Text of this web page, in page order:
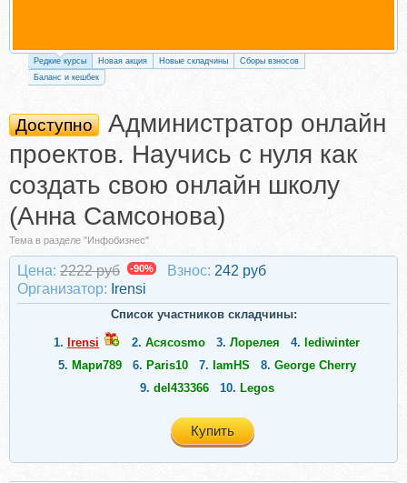
Редкие курсы Новая акция Новые складчины
Сборы взносов
Баланс и кешбек
Доступно
Администратор онлайн
проектов. Научись с нуля как
создать свою онлайн школу
(Анна Самсонова)
Тема в разделе "Инфобизнес"
Цена: 2222 руб -90% Взнос: 242 руб
Организатор: Irensi
Список участников складчины:
1. Irensi 2. Асяcosmo 3. Лорелея 4. lediwinter
5. Мари789 6. Paris10 7. IamHS 8. George Cherry
9. del433366 10. Legos
Купить